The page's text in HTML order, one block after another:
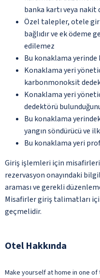
banka kartı veya
Özel talepler, otele
bağlıdır ve ek
edilemez
Bu konaklama
Konaklama yeri
karbonmonoksit
Konaklama yeri
dedektörü
Bu konaklama
yangın söndürücü ve
Bu konaklama yeri
Giriş işlemleri için
rezervasyon onayındaki
araması ve gerekli
Misafirler giriş talimatları
geçmelidir.
Otel Hakkında
Make yourself at home in one